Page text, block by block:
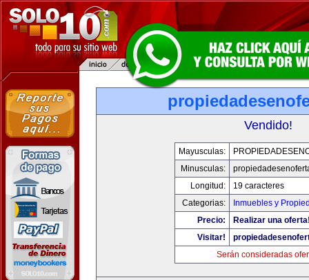
Vendido!
Mayusculas:
Minusculas:
Longitud:
19 caracteres
Categorias:
Inmuebles y
Precio:
Realizar una
Visitar!
Serán consideradas